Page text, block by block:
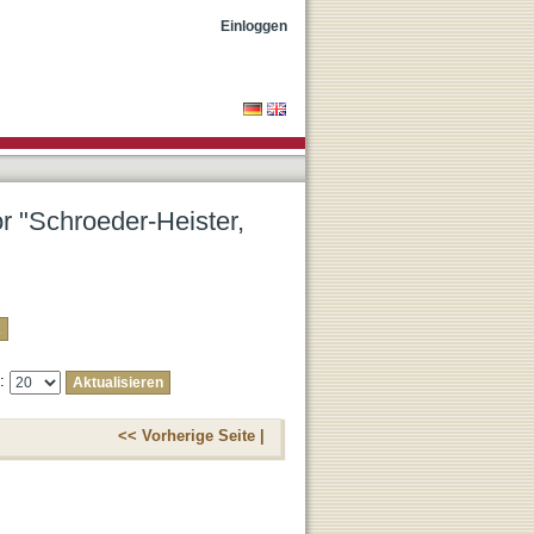
Einloggen
"Schroeder-Heister,
<< Vorherige Seite |